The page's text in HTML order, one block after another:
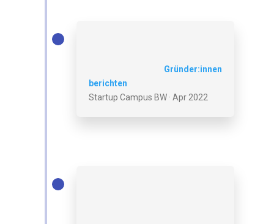
Gründer:innen
berichten
Startup Campus BW · Apr 2022